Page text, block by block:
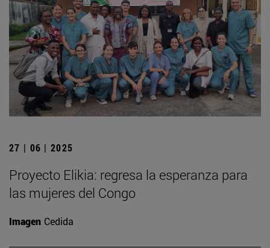
27 | 06 | 2025
Proyecto Elikia: regresa la esperanza para
las mujeres del Congo
Imagen Cedida